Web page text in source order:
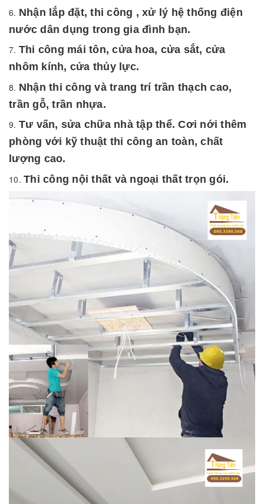
Nhận lắp đặt, thi công , xử lý hệ thống điện
nước dân dụng trong gia đình bạn.
Thi công mái tôn, cửa hoa, cửa sắt, cửa
nhôm kính, cửa thủy lực.
Nhận thi công và trang trí trần thạch cao,
trần gỗ, trần nhựa.
Tư vấn, sửa chữa nhà tập thể. Cơi nới thêm
phòng với kỹ thuật thi công an toàn, chất
lượng cao.
Thi công nội thất và ngoại thất trọn gói.